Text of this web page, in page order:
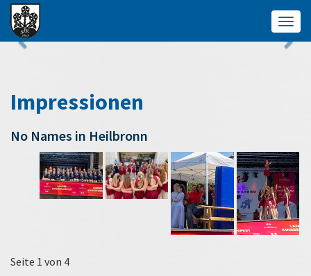
Impressionen
No Names in Heilbronn
Seite 1 von 4